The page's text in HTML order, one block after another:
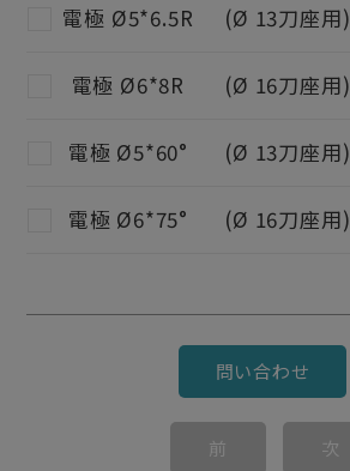
電極 Ø5*6.5R (Ø 13刀座用)
電極 Ø6*8R (Ø 16刀座用)
電極 Ø5*60° (Ø 13刀座用)
電極 Ø6*75° (Ø 16刀座用)
問い合わせ
前 次